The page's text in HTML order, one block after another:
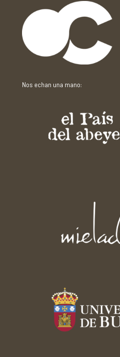
Nos echan una mano: